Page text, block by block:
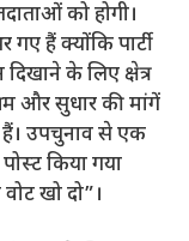
को होगी।
गए हैं क्योंकि पार्टी
के लिए क्षेत्र
और सुधार की मांगें
हैं। उपचुनाव से एक
किया गया
खो दो”।